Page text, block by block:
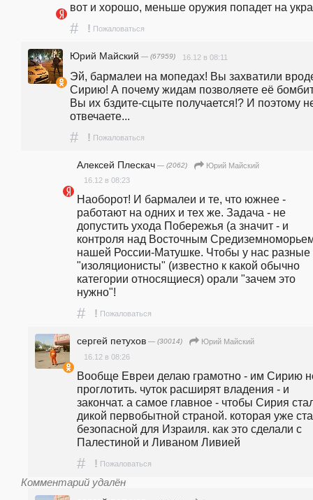
вот и хорошо, меньше оружия попадет на
# ! Пожаловаться
Юрий Майский — (67959) 16.12 в 08:11
Эй, бармалеи на мопедах! Вы захватили
Сирию! А почему жидам позволяете её
Вы их бздите-сцыте получается!? И поэтому
отвечаете...
# ! Пожаловаться
Алексей Плескач — (2062)
Юрий Майский
16.12 в 08:23
Наоборот! И бармалеи и те, что южнее -
работают на одних и тех же. Задача - не
допустить ухода Побережья (а значит - и
контроля над Восточным
нашей России-Матушке. Чтобы у нас разные
"изоляционисты" (известно к какой обычно
категории относящиеся) орали "зачем это
нужно"!
# ! Пожаловаться
сергей петухов — (30014)
Юрий Майский
16.12 в 08:26
Вообще Евреи делаю грамотно - им Сирию
проглотить. чуток расширят владения - и
закончат. а самое главное - чтобы Сирия
дикой первобытной страной. которая уже
безопасной для Израиля. как это сделали с
Палестиной и Ливаном Ливией
# ! Пожаловаться
Комментарий удалён